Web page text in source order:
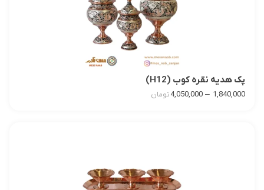
پک هدیه نقره کوب (H12)
1,840,000
–
4,050,000تومان